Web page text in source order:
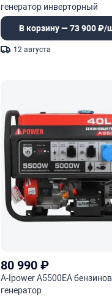
генератор инверторный
В корзину — 73 900 ₽/
12 августа
80 990 ₽
A-Ipower A5500EA
генератор